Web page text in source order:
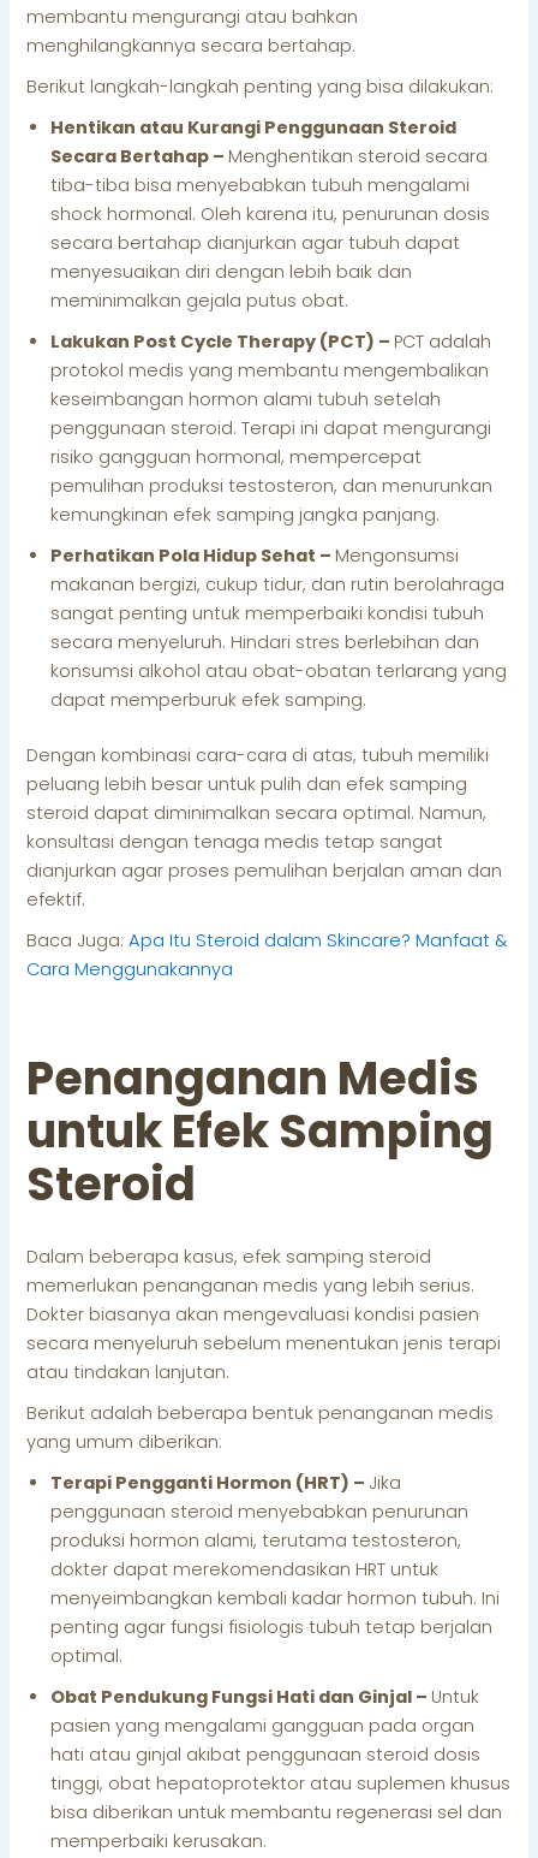
membantu mengurangi atau bahkan
menghilangkannya secara bertahap.
Berikut langkah-langkah penting yang bisa dilakukan:
Hentikan atau Kurangi Penggunaan Steroid
Secara Bertahap – Menghentikan steroid secara
tiba-tiba bisa menyebabkan tubuh mengalami
shock hormonal. Oleh karena itu, penurunan dosis
secara bertahap dianjurkan agar tubuh dapat
menyesuaikan diri dengan lebih baik dan
meminimalkan gejala putus obat.
Lakukan Post Cycle Therapy (PCT) – PCT adalah
protokol medis yang membantu mengembalikan
keseimbangan hormon alami tubuh setelah
penggunaan steroid. Terapi ini dapat mengurangi
risiko gangguan hormonal, mempercepat
pemulihan produksi testosteron, dan menurunkan
kemungkinan efek samping jangka panjang.
Perhatikan Pola Hidup Sehat – Mengonsumsi
makanan bergizi, cukup tidur, dan rutin berolahraga
sangat penting untuk memperbaiki kondisi tubuh
secara menyeluruh. Hindari stres berlebihan dan
konsumsi alkohol atau obat-obatan terlarang yang
dapat memperburuk efek samping.
Dengan kombinasi cara-cara di atas, tubuh memiliki
peluang lebih besar untuk pulih dan efek samping
steroid dapat diminimalkan secara optimal. Namun,
konsultasi dengan tenaga medis tetap sangat
dianjurkan agar proses pemulihan berjalan aman dan
efektif.
Baca Juga:Apa Itu Steroid dalam Skincare? Manfaat &
Cara Menggunakannya
Penanganan Medis
untuk Efek Samping
Steroid
Dalam beberapa kasus, efek samping steroid
memerlukan penanganan medis yang lebih serius.
Dokter biasanya akan mengevaluasi kondisi pasien
secara menyeluruh sebelum menentukan jenis terapi
atau tindakan lanjutan.
Berikut adalah beberapa bentuk penanganan medis
yang umum diberikan:
Terapi Pengganti Hormon (HRT) – Jika
penggunaan steroid menyebabkan penurunan
produksi hormon alami, terutama testosteron,
dokter dapat merekomendasikan HRT untuk
menyeimbangkan kembali kadar hormon tubuh. Ini
penting agar fungsi fisiologis tubuh tetap berjalan
optimal.
Obat Pendukung Fungsi Hati dan Ginjal – Untuk
pasien yang mengalami gangguan pada organ
hati atau ginjal akibat penggunaan steroid dosis
tinggi, obat hepatoprotektor atau suplemen khusus
bisa diberikan untuk membantu regenerasi sel dan
memperbaiki kerusakan.